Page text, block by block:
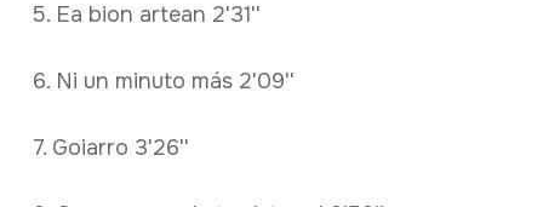
5. Ea bion artean 2'31''
6. Ni un minuto más 2'09''
7. Goiarro 3'26''